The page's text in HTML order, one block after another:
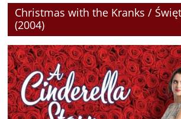
Christmas with the Kranks /
(2004)